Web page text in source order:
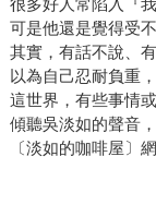
很多好人常陷入『
可是他還是覺得受
其實，有話不說、
以為自己忍耐負重
這世界，有些事情
傾聽吳淡如的聲音
〔淡如的咖啡屋〕